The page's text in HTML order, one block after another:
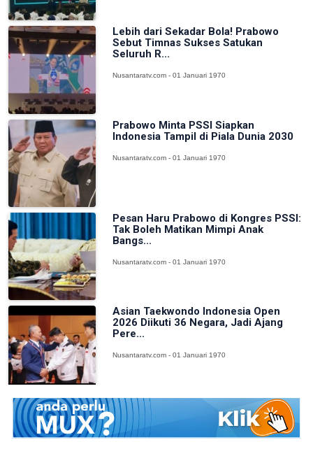
Lebih dari Sekadar Bola! Prabowo
Sebut Timnas Sukses Satukan
Seluruh R...
Nusantaratv.com - 01 Januari 1970
Prabowo Minta PSSI Siapkan
Indonesia Tampil di Piala Dunia 2030
Nusantaratv.com - 01 Januari 1970
Pesan Haru Prabowo di Kongres PSSI:
Tak Boleh Matikan Mimpi Anak
Bangs...
Nusantaratv.com - 01 Januari 1970
Asian Taekwondo Indonesia Open
2026 Diikuti 36 Negara, Jadi Ajang
Pere...
Nusantaratv.com - 01 Januari 1970